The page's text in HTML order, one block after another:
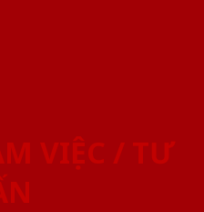
VIỆC / TƯ